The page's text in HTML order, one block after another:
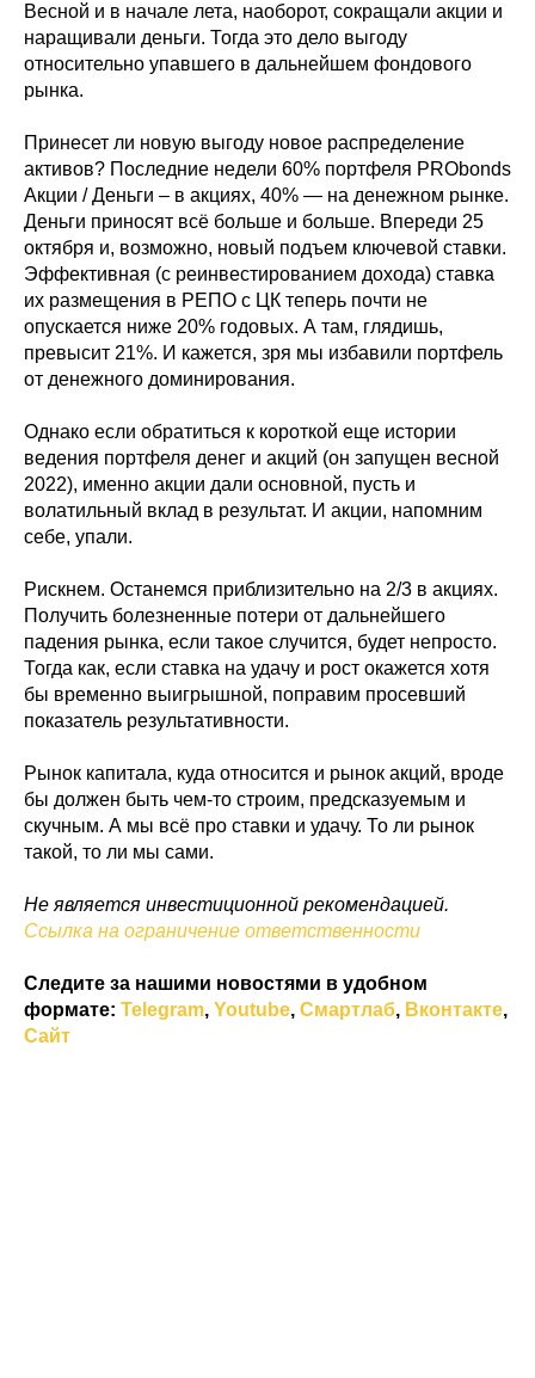
Весной и в начале лета, наоборот, сокращали акции и
наращивали деньги. Тогда это дело выгоду
относительно упавшего в дальнейшем фондового
рынка.
Принесет ли новую выгоду новое распределение
активов? Последние недели 60% портфеля PRObonds
Акции / Деньги – в акциях, 40% — на денежном рынке.
Деньги приносят всё больше и больше. Впереди 25
октября и, возможно, новый подъем ключевой ставки.
Эффективная (с реинвестированием дохода) ставка
их размещения в РЕПО с ЦК теперь почти не
опускается ниже 20% годовых. А там, глядишь,
превысит 21%. И кажется, зря мы избавили портфель
от денежного доминирования.
Однако если обратиться к короткой еще истории
ведения портфеля денег и акций (он запущен весной
2022), именно акции дали основной, пусть и
волатильный вклад в результат. И акции, напомним
себе, упали.
Рискнем. Останемся приблизительно на 2/3 в акциях.
Получить болезненные потери от дальнейшего
падения рынка, если такое случится, будет непросто.
Тогда как, если ставка на удачу и рост окажется хотя
бы временно выигрышной, поправим просевший
показатель результативности.
Рынок капитала, куда относится и рынок акций, вроде
бы должен быть чем-то строим, предсказуемым и
скучным. А мы всё про ставки и удачу. То ли рынок
такой, то ли мы сами.
Не является инвестиционной рекомендацией.
Ссылка на ограничение ответственности
Следите за нашими новостями в удобном
формате: Telegram, Youtube, Смартлаб, Вконтакте,
Сайт